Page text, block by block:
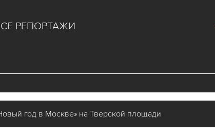
РЕПОРТАЖИ
год в Москве» на Тверской площади